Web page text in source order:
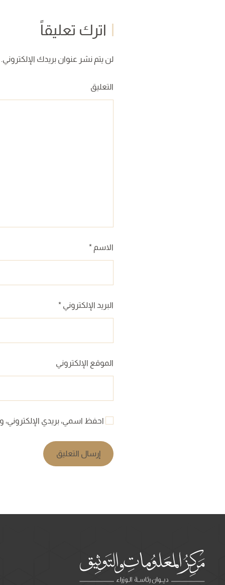
اترك تعليقاً
لن يتم نشر عنوان بريدك الإلكتروني.
التعليق
الاسم *
البريد الإلكتروني *
الموقع الإلكتروني
احفظ اسمي، بريدي الإلكتروني،
إرسال التعليق